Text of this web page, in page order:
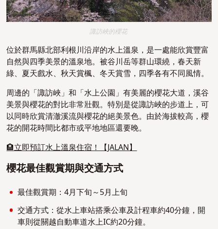
諏訪峽的櫻花
位於群馬縣北部利根川沿岸的水上溫泉，是一處能欣賞豐富
自然與四季美景的溫泉地。被谷川岳等群山環繞，春天新
綠、夏天戲水、秋天賞楓、冬天賞雪，四季各有不同風情。
周邊的「諏訪峽」和「水上公園」有美麗的櫻花大道，溪谷
美景與櫻花的對比非常壯觀。特別是從諏訪峽的步道上，可
以同時欣賞清澈溪流與櫻花的絕美景色。由於海拔較高，櫻
花的開花時間比都市或平地地區還要晚。
🏨立即預訂水上溫泉住宿！【JALAN】
櫻花最佳觀賞期與交通方式
最佳觀賞期：4月下旬～5月上旬
交通方式：從水上車站搭乘公車及計程車約40分鐘，開
車則從關越自動車道水上IC約20分鐘。